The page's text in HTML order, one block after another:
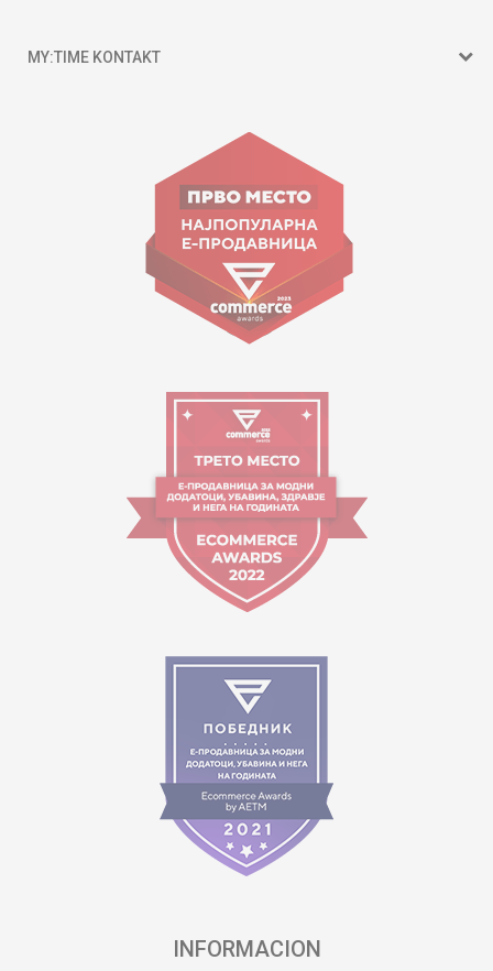
MY:TIME KONTAKT
Goce Nikolovski 74 Shkup
contact@mytime.mk
Orari i punës:
09:00 - 17:00
INFORMACION